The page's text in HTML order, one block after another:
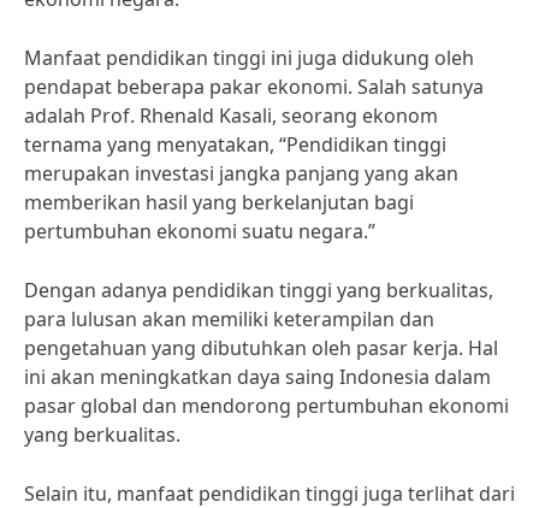
Manfaat pendidikan tinggi ini juga didukung oleh
pendapat beberapa pakar ekonomi. Salah satunya
adalah Prof. Rhenald Kasali, seorang ekonom
ternama yang menyatakan, “Pendidikan tinggi
merupakan investasi jangka panjang yang akan
memberikan hasil yang berkelanjutan bagi
pertumbuhan ekonomi suatu negara.”
Dengan adanya pendidikan tinggi yang berkualitas,
para lulusan akan memiliki keterampilan dan
pengetahuan yang dibutuhkan oleh pasar kerja. Hal
ini akan meningkatkan daya saing Indonesia dalam
pasar global dan mendorong pertumbuhan ekonomi
yang berkualitas.
Selain itu, manfaat pendidikan tinggi juga terlihat dari